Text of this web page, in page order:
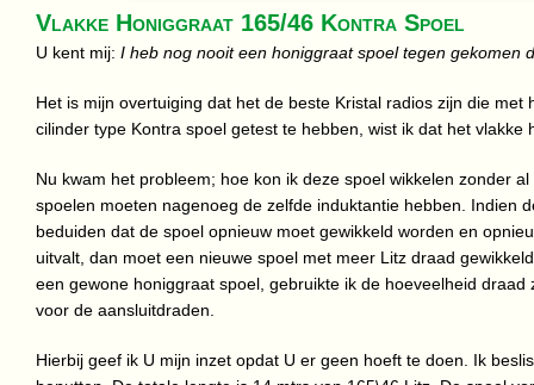
Vlakke Honiggraat 165/46 Kontra Spoel
U kent mij: I heb nog nooit een honiggraat spoel tegen gekomen
Het is mijn overtuiging dat het de beste Kristal radios zijn die
cilinder type Kontra spoel getest te hebben, wist ik dat het vlakke
Nu kwam het probleem; hoe kon ik deze spoel wikkelen zonder
spoelen moeten nagenoeg de zelfde induktantie hebben. Indien
beduiden dat de spoel opnieuw moet gewikkeld worden en
uitvalt, dan moet een nieuwe spoel met meer Litz draad
een gewone honiggraat spoel, gebruikte ik de hoeveelheid
voor de aansluitdraden.
Hierbij geef ik U mijn inzet opdat U er geen hoeft te doen. Ik